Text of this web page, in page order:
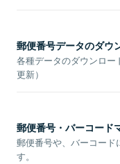
郵便番号データのダウ
各種データのダウンロー
更新）
郵便番号・バーコード
郵便番号や、バーコード
す。